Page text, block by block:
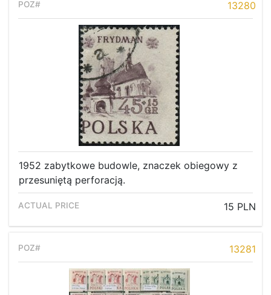
13280
1952 zabytkowe budowle, znaczek obiegowy z
przesuniętą perforacją.
15 PLN
13281